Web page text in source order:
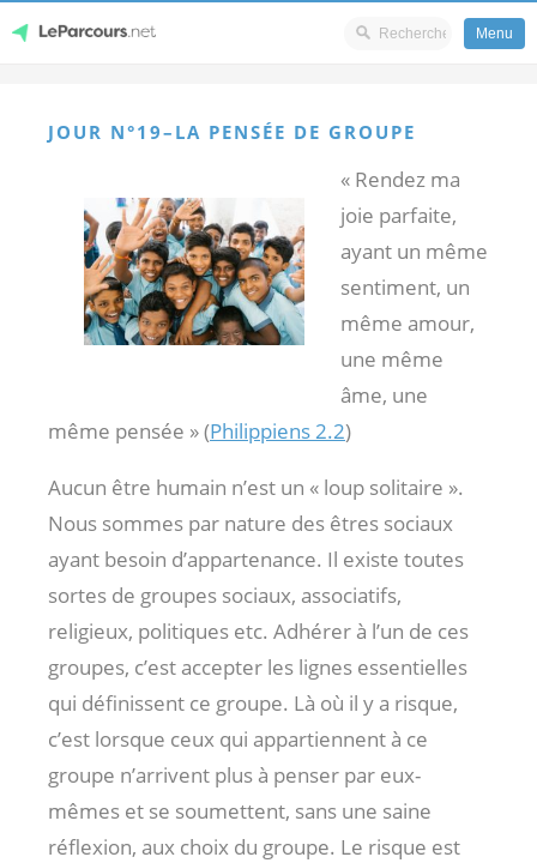
content
Menu
JOUR N°19–LA PENSÉE DE GROUPE
« Rendez ma
joie parfaite,
ayant un même
sentiment, un
même amour,
une même
âme, une
même pensée » (Philippiens 2.2)
Aucun être humain n’est un « loup solitaire ».
Nous sommes par nature des êtres sociaux
ayant besoin d’appartenance. Il existe toutes
sortes de groupes sociaux, associatifs,
religieux, politiques etc. Adhérer à l’un de ces
groupes, c’est accepter les lignes essentielles
qui définissent ce groupe. Là où il y a risque,
c’est lorsque ceux qui appartiennent à ce
groupe n’arrivent plus à penser par eux-
mêmes et se soumettent, sans une saine
réflexion, aux choix du groupe. Le risque est